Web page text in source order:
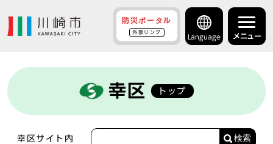
防災ポータル
外部リンク
Language メニュー
幸区 トップ
幸区サイト内 検索